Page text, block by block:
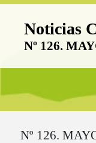
Boletín
Noticias
Nº 126.
Nº 126.